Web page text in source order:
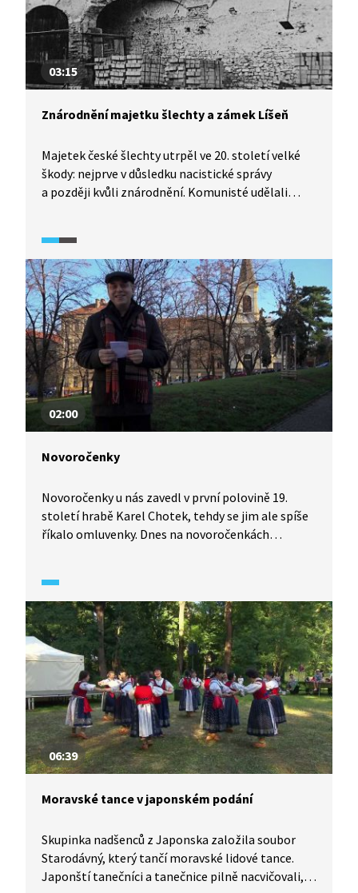
03:15
Znárodnění majetku šlechty a zámek Líšeň
Majetek české šlechty utrpěl ve 20. století velké
škody: nejprve v důsledku nacistické správy
a později kvůli znárodnění. Komunisté udělali
sídel do rukou starobylých rodů jsou památky
naštěstí opět obnovovány. Jak těžké to bylo a jak
těžké je to dnes, můžeme vidět na příkladu zámku
v Líšni.
02:00
Novoročenky
Novoročenky u nás zavedl v první polovině 19.
století hrabě Karel Chotek, tehdy se jim ale spíše
říkalo omluvenky. Dnes na novoročenkách
06:39
Moravské tance v japonském podání
Skupinka nadšenců z Japonska založila soubor
Starodávný, který tančí moravské lidové tance.
Japonští tanečníci a tanečnice pilně nacvičovali,